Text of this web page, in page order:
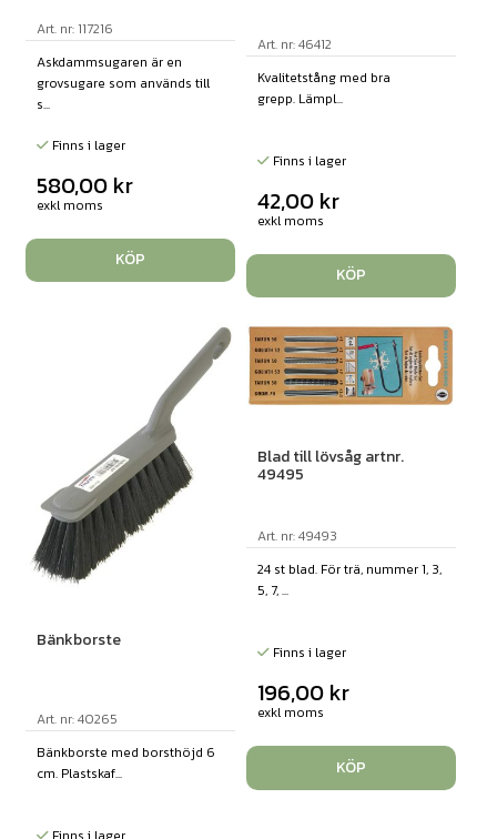
Art. nr: 117216
Askdammsugaren är en
grovsugare som används till
s...
Finns i lager
580,00 kr
exkl moms
KÖP
Art. nr: 46412
Kvalitetstång med bra
grepp. Lämpl...
Finns i lager
42,00 kr
exkl moms
KÖP
Bänkborste
Art. nr: 40265
Bänkborste med borsthöjd 6
cm. Plastskaf...
Blad till lövsåg artnr.
49495
Art. nr: 49493
24 st blad. För trä, nummer 1, 3,
5, 7, ...
Finns i lager
196,00 kr
exkl moms
KÖP